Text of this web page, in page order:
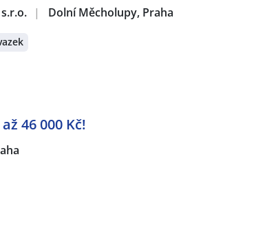
| Dolní Měcholupy, Praha
46 000 Kč!